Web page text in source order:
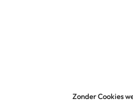
Zonder Cookies